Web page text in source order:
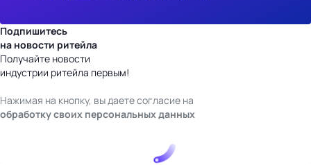
Подпишитесь
на новости ритейла
Получайте новости
индустрии ритейла первым!
Нажимая на кнопку, вы даете согласие на
обработку своих персональных данных